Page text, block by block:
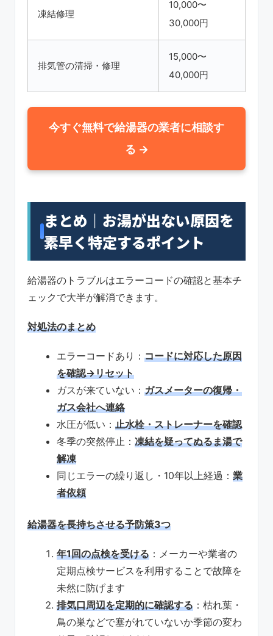
凍結修理
10,000〜
30,000円
排気管の清掃・修理
15,000〜
40,000円
今すぐ無料で給湯器の業者に相談す
る →
まとめ｜お湯が出ない原因を
素早く特定するポイント
給湯器のトラブルはエラーコードの確認と基本チ
ェックで大半が解消できます。
対処法のまとめ
エラーコードあり： コードに対応した原因
を確認→リセット
ガスが来ていない： ガスメーターの復帰・
ガス会社へ連絡
水圧が低い： 止水栓・ストレーナーを確認
冬季の突然停止： 凍結を疑ってぬるま湯で
解凍
同じエラーの繰り返し・10年以上経過： 業
者依頼
給湯器を長持ちさせる予防策3つ
年1回の点検を受ける ：メーカーや業者の
定期点検サービスを利用することで故障を
未然に防げます
排気口周辺を定期的に確認する ：枯れ葉・
鳥の巣などで塞がれていないか季節の変わ